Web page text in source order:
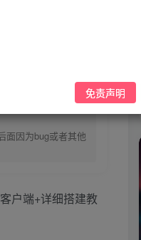
面因为bug或者其他
免责声明